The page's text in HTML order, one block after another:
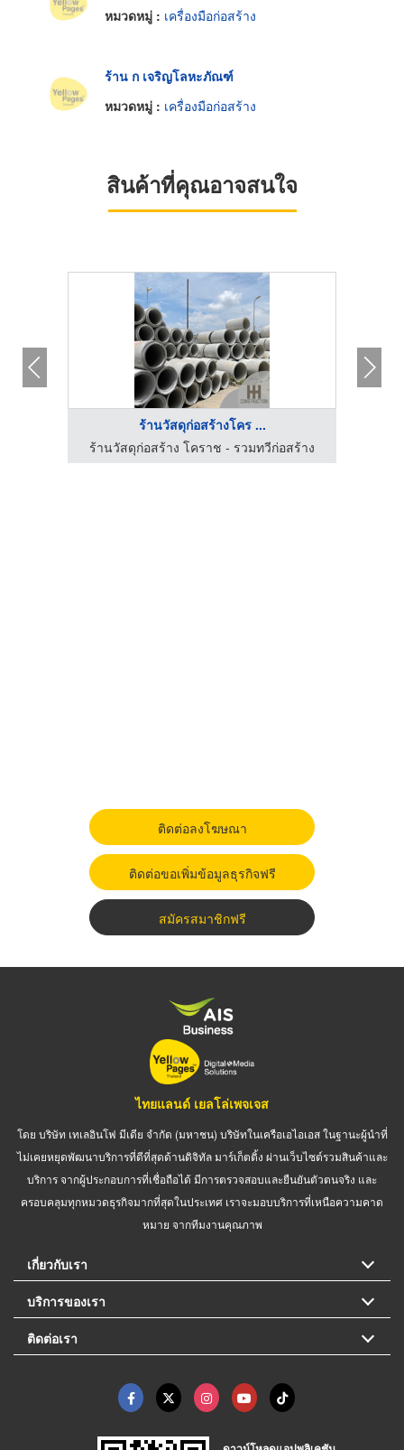
หมวดหมู่ : เครื่องมือก่อสร้าง
ร้าน ก เจริญโลหะภัณฑ์
หมวดหมู่ : เครื่องมือก่อสร้าง
สินค้าที่คุณอาจสนใจ
ร้านวัสดุก่อสร้างโคร ...
ร้านวัสดุก่อสร้าง โคราช - รวมทวีก่อสร้าง
ติดต่อลงโฆษณา
ติดต่อขอเพิ่มข้อมูลธุรกิจฟรี
สมัครสมาชิกฟรี
ไทยแลนด์ เยลโล่เพจเจส
โดย บริษัท เทเลอินโฟ มีเดีย จำกัด (มหาชน) บริษัทในเครือเอไอเอส ในฐานะผู้นำที่
ไม่เคยหยุดพัฒนาบริการที่ดีที่สุดด้านดิจิทัล มาร์เก็ตติ้ง ผ่านเว็บไซต์รวมสินค้าและ
บริการ จากผู้ประกอบการที่เชื่อถือได้ มีการตรวจสอบและยืนยันตัวตนจริง และ
ครอบคลุมทุกหมวดธุรกิจมากที่สุดในประเทศ เราจะมอบบริการที่เหนือความคาด
หมาย จากทีมงานคุณภาพ
เกี่ยวกับเรา
บริการของเรา
ติดต่อเรา